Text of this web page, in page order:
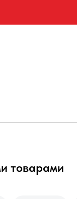
товарами